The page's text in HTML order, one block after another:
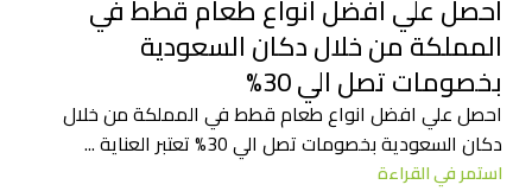
احصل علي افضل انواع طعام قطط في
المملكة من خلال دكان السعودية
بخصومات تصل الي 30%
احصل علي افضل انواع طعام قطط في المملكة من خلال
دكان السعودية بخصومات تصل الي 30% تعتبر العناية ...
استمر في القراءة